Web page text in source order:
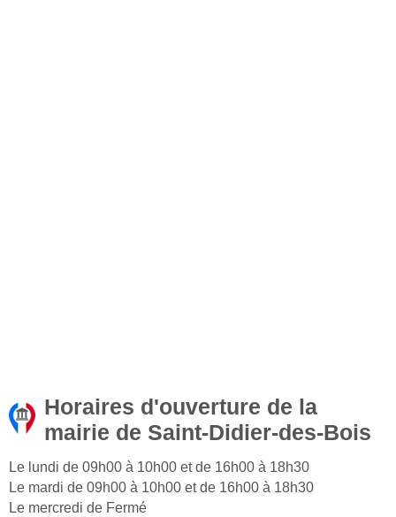
Horaires d'ouverture de la
mairie de Saint-Didier-des-Bois
Le lundi de 09h00 à 10h00 et de 16h00 à 18h30
Le mardi de 09h00 à 10h00 et de 16h00 à 18h30
Le mercredi de Fermé